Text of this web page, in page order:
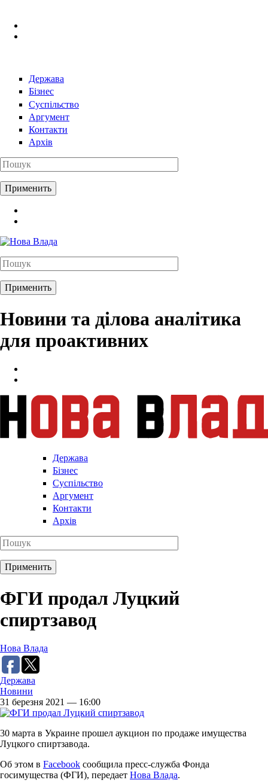
Держава
Бізнес
Суспільство
Аргумент
Контакти
Архів
Новини та ділова аналітика
для проактивних
Держава
Бізнес
Суспільство
Аргумент
Контакти
Архів
ФГИ продал Луцкий
спиртзавод
Нова Влада
Держава
Новини
31 березня 2021 — 16:00
30 марта в Украине прошел аукцион по продаже имущества
Луцкого спиртзавода.
Об этом в Facebook сообщила пресс-служба Фонда
госимущества (ФГИ), передает Нова Влада.